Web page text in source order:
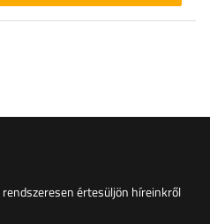
értesüljön híreinkről